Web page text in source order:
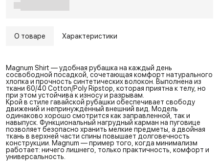
О товаре Характеристики
Magnum Shirt — удобная рубашка на каждый день
сосвободной посадкой, сочетающая комфорт натурального
хлопка и прочность синтетических волокон. Выполнена из
ткани 60/40 Cotton/Poly Ripstop, которая приятна к телу, но
при этом устойчива к износу и разрывам.
Крой в стиле гавайской рубашки обеспечивает свободу
движений и непринуждённый внешний вид. Модель
одинаково хорошо смотрится как заправленной, так и
навыпуск. Функциональный нагрудный карман на пуговице
позволяет безопасно хранить мелкие предметы, а двойная
ткань в верхней части спины повышает долговечность
конструкции. Magnum — пример того, когда минимализм
работает: ничего лишнего, только практичность, комфорт и
универсальность.